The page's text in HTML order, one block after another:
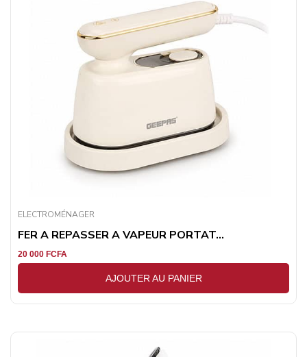
ELECTROMÉNAGER
FER A REPASSER A VAPEUR PORTAT...
20 000 FCFA
AJOUTER AU PANIER